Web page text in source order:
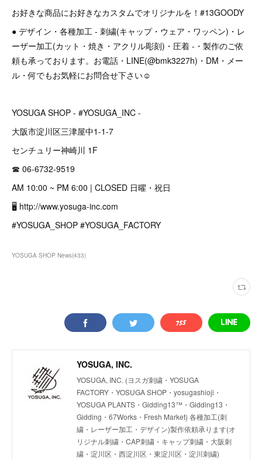
お好きな商品にお好きなカスタムでオリジナルを！#13GOODY
● デザイン・各種加工 - 刺繍(キャップ・ウェア・ワッペン)・レ
ーザー加工(カット・焼き・アクリル彫刻)・圧着 -・製作のご依
頼も承っております。お電話・LINE(@bmk3227h)・DM・メー
ル・何でもお気軽にお問合せ下さい☺︎
YOSUGA SHOP - #YOSUGA_INC -
大阪市淀川区三津屋中1-1-7
センチュリー神崎川 1F
☎︎ 06-6732-9519
AM 10:00 ~ PM 6:00 | CLOSED 日曜・祝日
🖥 http://www.yosuga-inc.com
#YOSUGA_SHOP #YOSUGA_FACTORY
YOSUGA SHOP News(433)
YOSUGA, INC.
YOSUGA, INC. (ヨスガ刺繍・YOSUGA
FACTORY・YOSUGA SHOP・yosugashioji・
YOSUGA PLANTS・Gidding13™・Gidding13・
Gidding・67Works・Fresh Market) 各種加工(刺
繍・レーザー加工・デザイン)製作依頼承ります(オ
リジナル刺繍・CAP刺繍・キャップ刺繍・大阪刺
繍・淀川区・西淀川区・東淀川区・淀川刺繍)